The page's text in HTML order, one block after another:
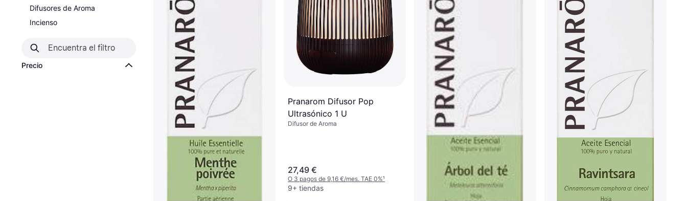
Difusores de Aroma
Incienso
Precio
Pranarom Difusor Pop
Ultrasónico 1 U
Difusor de Aroma
27,49 €
O 3 pagos de 9,16 €/mes. TAE 0%¹
9+ tiendas